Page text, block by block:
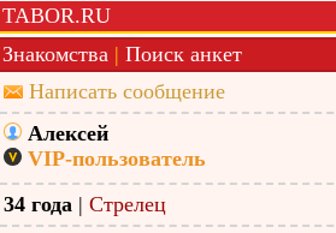
TABOR.RU
Знакомства | Поиск анкет
Написать сообщение
Алексей
VIP-пользователь
34 года | Стрелец